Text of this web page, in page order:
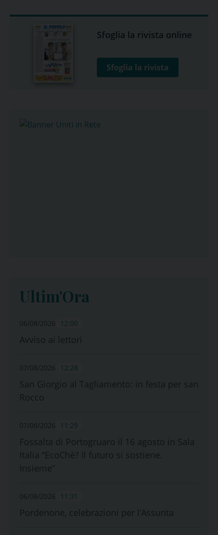
Sfoglia la rivista online
Sfoglia la rivista
Ultim'Ora
06/08/2026 12:00
Avviso ai lettori
07/08/2026 12:28
San Giorgio al Tagliamento: in festa per san
Rocco
07/08/2026 11:29
Fossalta di Portogruaro il 16 agosto in Sala
Italia “EcoChè? Il futuro si sostiene.
Insieme”
06/08/2026 11:31
Pordenone, celebrazioni per l’Assunta